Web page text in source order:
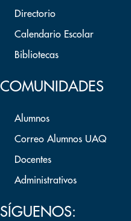
Directorio
Calendario Escolar
Bibliotecas
COMUNIDADES
Alumnos
Correo Alumnos UAQ
Docentes
Administrativos
SÍGUENOS: